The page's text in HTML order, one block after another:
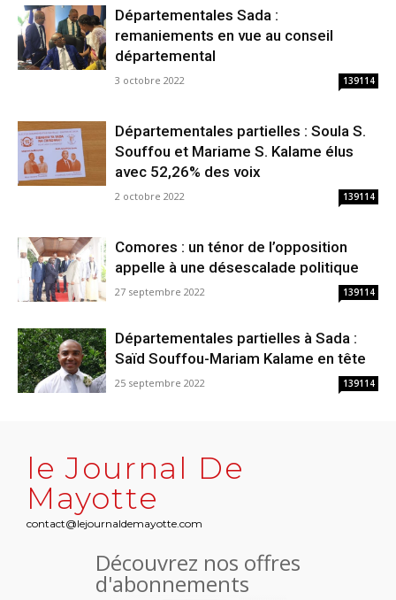
Départementales Sada :
remaniements en vue au conseil
départemental
3 octobre 2022 139114
Départementales partielles : Soula S.
Souffou et Mariame S. Kalame élus
avec 52,26% des voix
2 octobre 2022 139114
Comores : un ténor de l’opposition
appelle à une désescalade politique
27 septembre 2022 139114
Départementales partielles à Sada :
Saïd Souffou-Mariam Kalame en tête
25 septembre 2022 139114
le Journal De
Mayotte
contact@lejournaldemayotte.com
Découvrez nos offres
d'abonnements